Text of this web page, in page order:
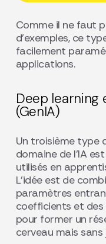
Comme il ne faut
d’exemples, ce
facilement
applications.
Deep learning
(GenIA)
Un troisième type
domaine de l’IA
utilisés en
L’idée est de
paramètres
coefficients et
pour former un
cerveau mais sans